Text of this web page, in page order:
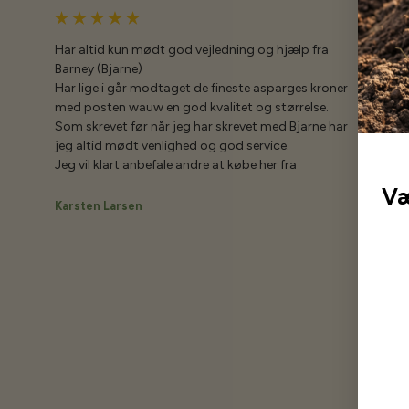
Har altid kun mødt god vejledning og hjælp fra
Barney (Bjarne)
Har lige i går modtaget de fineste asparges kroner
med posten wauw en god kvalitet og størrelse.
Som skrevet før når jeg har skrevet med Bjarne har
jeg altid mødt venlighed og god service.
Jeg vil klart anbefale andre at købe her fra
Karsten Larsen